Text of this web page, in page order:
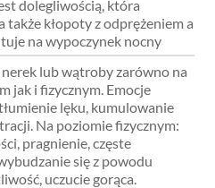
dolegliwością, która
także kłopoty z odprężeniem a
na wypoczynek nocny
lub wątroby zarówno na
jak i fizycznym. Emocje
lęku, kumulowanie
Na poziomie fizycznym:
pragnienie, częste
się z powodu
uczucie gorąca.